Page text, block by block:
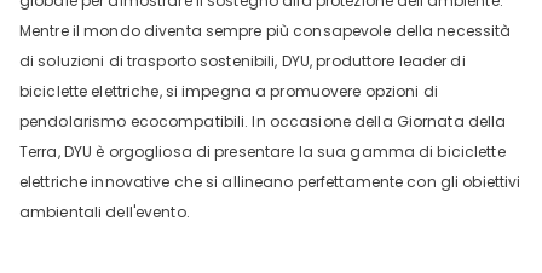
Mentre il mondo diventa sempre più consapevole della necessità
di soluzioni di trasporto sostenibili, DYU, produttore leader di
biciclette elettriche, si impegna a promuovere opzioni di
pendolarismo ecocompatibili. In occasione della Giornata della
Terra, DYU è orgogliosa di presentare la sua gamma di biciclette
elettriche innovative che si allineano perfettamente con gli obiettivi
ambientali dell'evento.